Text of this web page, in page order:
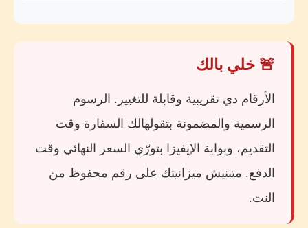
🚨 خلي بالك
الأرقام دي تقريبية وقابلة للتغيير. الرسوم
الرسمية والمضمونة بتقولهالك السفارة وقت
التقديم، وبوابة الإيفيزا بتورّي السعر النهائي وقت
الدفع. متبنيش ميزانيتك على رقم محفوظ من
النت.